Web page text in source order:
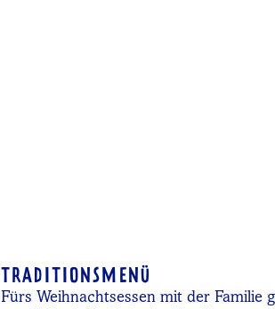
TRADITIONSMENÜ
Fürs Weihnachtsessen mit der Familie